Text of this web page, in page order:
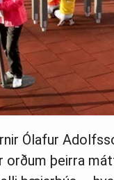
Ólafur
orðum þeirra